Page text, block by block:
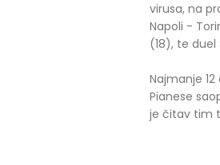
virusa, na
Napoli -
(18), te
Najmanje
Pianese
je čitav tim